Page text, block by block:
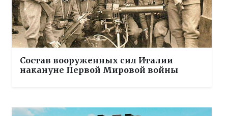
Состав вооруженных сил Италии
накануне Первой Мировой войны